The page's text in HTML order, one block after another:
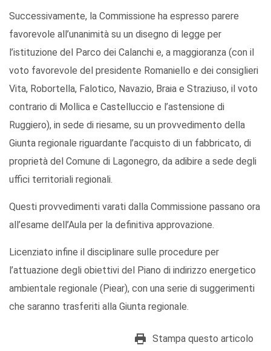
Successivamente, la Commissione ha espresso parere
favorevole all’unanimità su un disegno di legge per
l’istituzione del Parco dei Calanchi e, a maggioranza (con il
voto favorevole del presidente Romaniello e dei consiglieri
Vita, Robortella, Falotico, Navazio, Braia e Straziuso, il voto
contrario di Mollica e Castelluccio e l’astensione di
Ruggiero), in sede di riesame, su un provvedimento della
Giunta regionale riguardante l’acquisto di un fabbricato, di
proprietà del Comune di Lagonegro, da adibire a sede degli
uffici territoriali regionali.
Questi provvedimenti varati dalla Commissione passano ora
all’esame dell’Aula per la definitiva approvazione.
Licenziato infine il disciplinare sulle procedure per
l’attuazione degli obiettivi del Piano di indirizzo energetico
ambientale regionale (Piear), con una serie di suggerimenti
che saranno trasferiti alla Giunta regionale.
Stampa questo articolo